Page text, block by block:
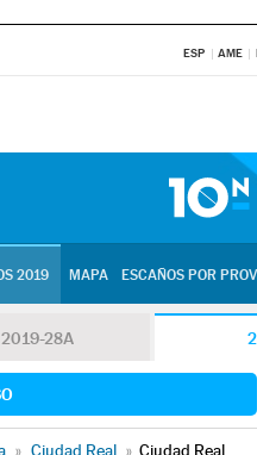
ESP AME
2019 MAPA ESCAÑOS POR
2019-28A
» Ciudad Real » Ciudad Real